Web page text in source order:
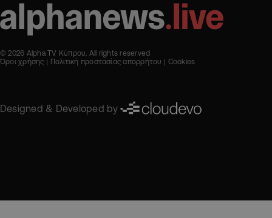
© 2026 Alpha TV Κύπρου. All rights reserved
Όροι χρήσης
Πολιτική προστασίας απορρήτου Cookies
Designed & Developed by